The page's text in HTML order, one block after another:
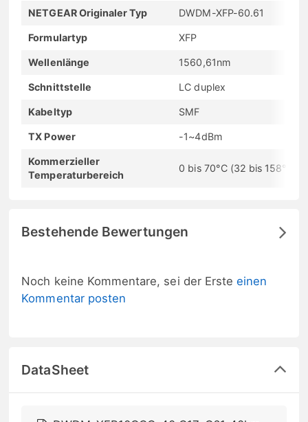
NETGEAR Originaler Typ DWDM-XFP-60.61
Formulartyp XFP
Wellenlänge 1560,61nm
Schnittstelle LC duplex
Kabeltyp SMF
TX Power -1~4dBm
Kommerzieller
Temperaturbereich
0 bis 70°C (32 bis 158°F)
Bestehende Bewertungen
Noch keine Kommentare, sei der Ersteeinen
Kommentar posten
DataSheet